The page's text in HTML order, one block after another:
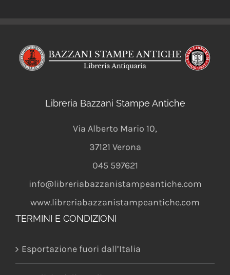
Libreria Bazzani Stampe Antiche
Via Alberto Mario 10,
37121 Verona
045 597621
info@libreriabazzanistampeantiche.com
www.libreriabazzanistampeantiche.com
TERMINI E CONDIZIONI
Esportazione fuori dall’Italia